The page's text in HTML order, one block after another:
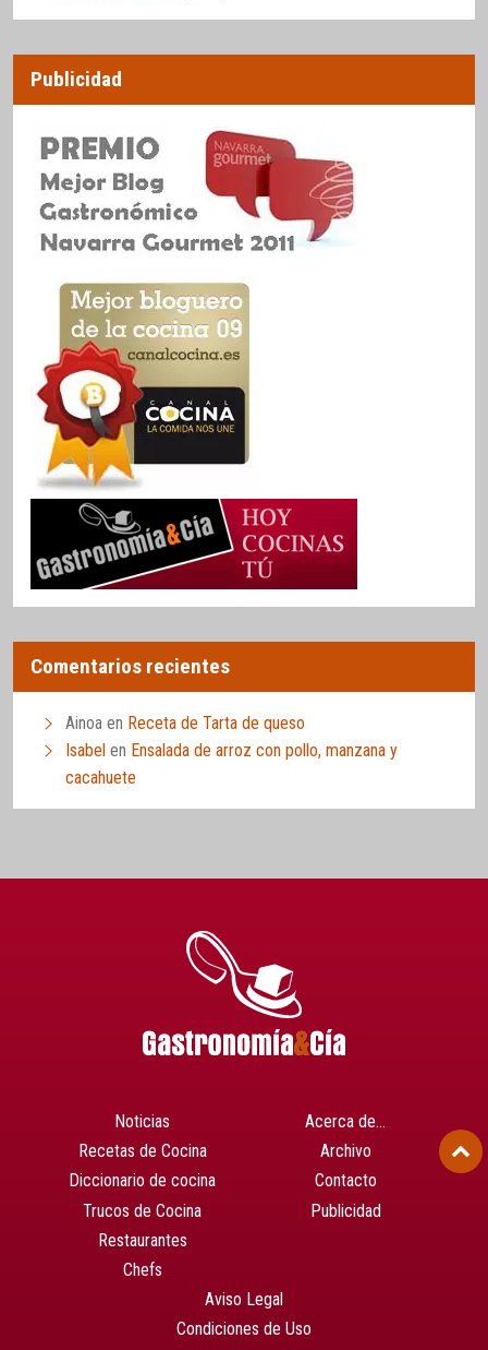
Publicidad
Comentarios recientes
Ainoa en Receta de Tarta de queso
Isabel en Ensalada de arroz con pollo, manzana y
cacahuete
Noticias
Recetas de Cocina
Diccionario de cocina
Trucos de Cocina
Restaurantes
Chefs
Acerca de…
Archivo
Contacto
Publicidad
Aviso Legal
Condiciones de Uso